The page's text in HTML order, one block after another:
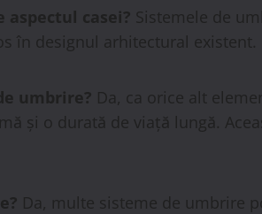
casei? Sistemele de
în designul arhitectural existent.
umbrire? Da, ca orice alt
și o durată de viață lungă.
Da, multe sisteme de umbrire